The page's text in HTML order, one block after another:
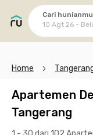
Cari hunianmu
10 Agt 26 -
Home
Apartemen
Tangerang